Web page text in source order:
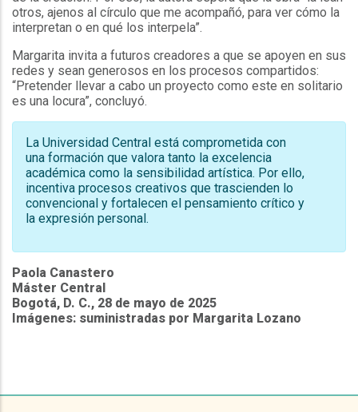
otros, ajenos al círculo que me acompañó, para ver cómo la
interpretan o en qué los interpela”.
Margarita invita a futuros creadores a que se apoyen en sus
redes y sean generosos en los procesos compartidos:
“Pretender llevar a cabo un proyecto como este en solitario
es una locura”, concluyó.
La Universidad Central está comprometida con
una formación que valora tanto la excelencia
académica como la sensibilidad artística. Por ello,
incentiva procesos creativos que trascienden lo
convencional y fortalecen el pensamiento crítico y
la expresión personal.
Paola Canastero
Máster Central
Bogotá, D. C., 28 de mayo de 2025
Imágenes: suministradas por Margarita Lozano